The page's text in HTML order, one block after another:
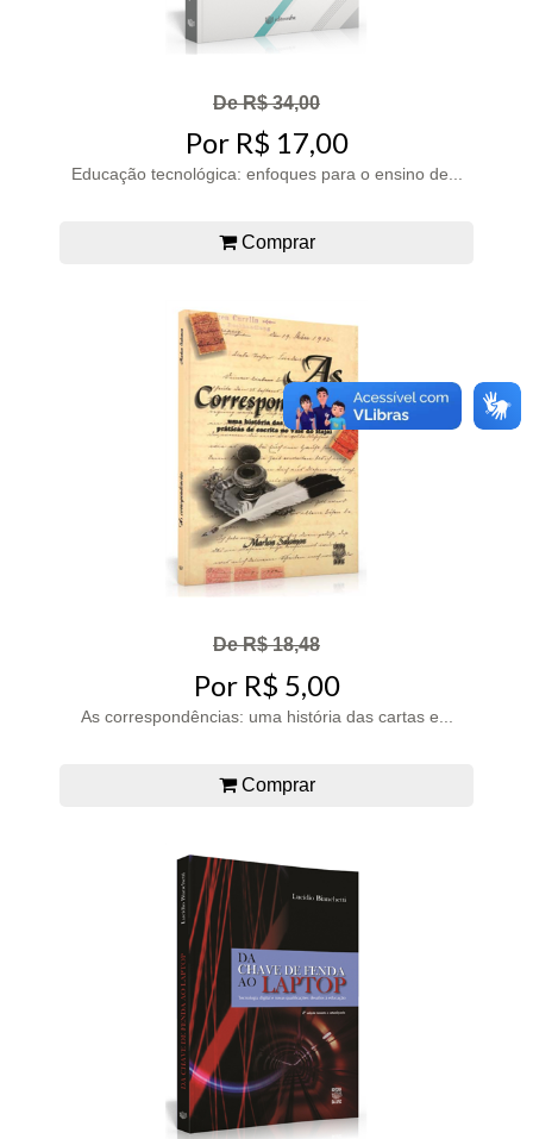
De R$ 34,00
Por R$ 17,00
Educação tecnológica: enfoques para o ensino de...
Comprar
De R$ 18,48
Por R$ 5,00
As correspondências: uma história das cartas e...
Comprar